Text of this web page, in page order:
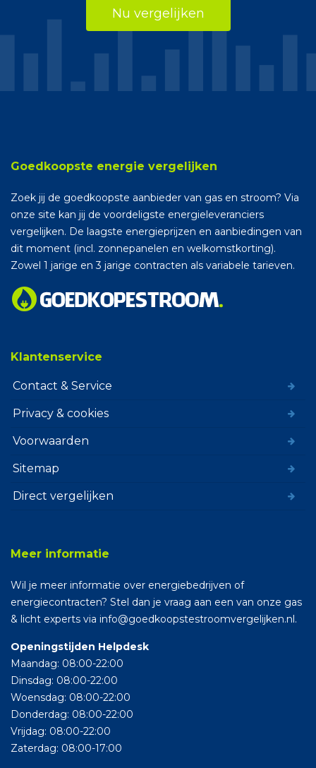
Nu vergelijken
Goedkoopste energie vergelijken
Zoek jij de goedkoopste aanbieder van gas en stroom? Via
onze site kan jij de voordeligste energieleveranciers
vergelijken. De laagste energieprijzen en aanbiedingen van
dit moment (incl. zonnepanelen en welkomstkorting).
Zowel 1 jarige en 3 jarige contracten als variabele tarieven.
Klantenservice
Contact & Service
Privacy & cookies
Voorwaarden
Sitemap
Direct vergelijken
Meer informatie
Wil je meer informatie over energiebedrijven of
energiecontracten? Stel dan je vraag aan een van onze gas
& licht experts via info@goedkoopstestroomvergelijken.nl.
Openingstijden Helpdesk
Maandag: 08:00-22:00
Dinsdag: 08:00-22:00
Woensdag: 08:00-22:00
Donderdag: 08:00-22:00
Vrijdag: 08:00-22:00
Zaterdag: 08:00-17:00